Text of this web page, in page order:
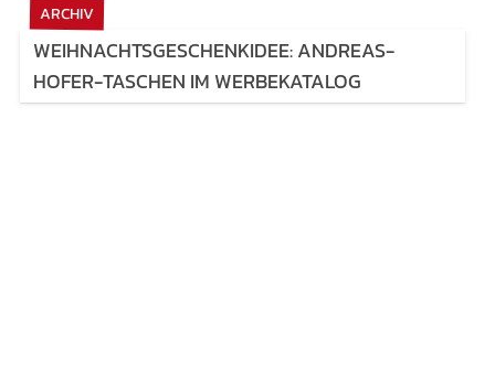
ARCHIV
WEIHNACHTSGESCHENKIDEE: ANDREAS-
HOFER-TASCHEN IM WERBEKATALOG